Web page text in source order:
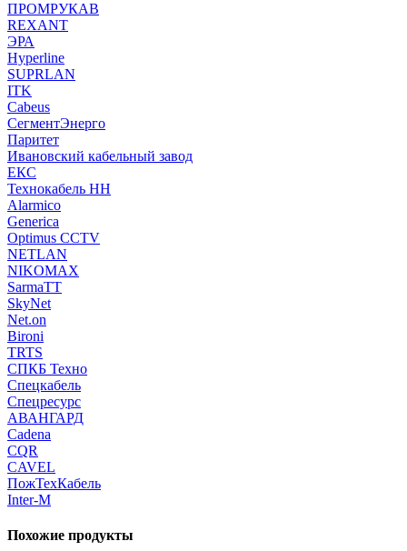
ПРОМРУКАВ
REXANT
ЭРА
Hyperline
SUPRLAN
ITK
Cabeus
СегментЭнерго
Паритет
Ивановский кабельный завод
ЕКС
Технокабель НН
Alarmico
Generica
Optimus CCTV
NETLAN
NIKOMAX
SarmaTT
SkyNet
Net.on
Bironi
TRTS
СПКБ Техно
Спецкабель
Спецресурс
АВАНГАРД
Cadena
CQR
CAVEL
ПожТехКабель
Inter-M
Похожие продукты